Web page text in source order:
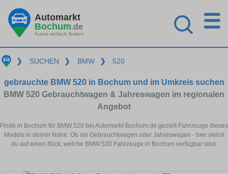
Automarkt
Bochum.de
Autos einfach finden
☰
❯ SUCHEN ❯ BMW ❯ 520
gebrauchte BMW 520 in Bochum und im Umkreis suchen
BMW 520 Gebrauchtwagen & Jahreswagen im regionalen
Angebot
Finde in Bochum für BMW 520 bei Automarkt-Bochum.de gezielt Fahrzeuge dieses
Models in deiner Nähe. Ob als Gebrauchtwagen oder Jahreswagen - hier siehst
du auf einen Blick, welche BMW 520 Fahrzeuge in Bochum verfügbar sind.